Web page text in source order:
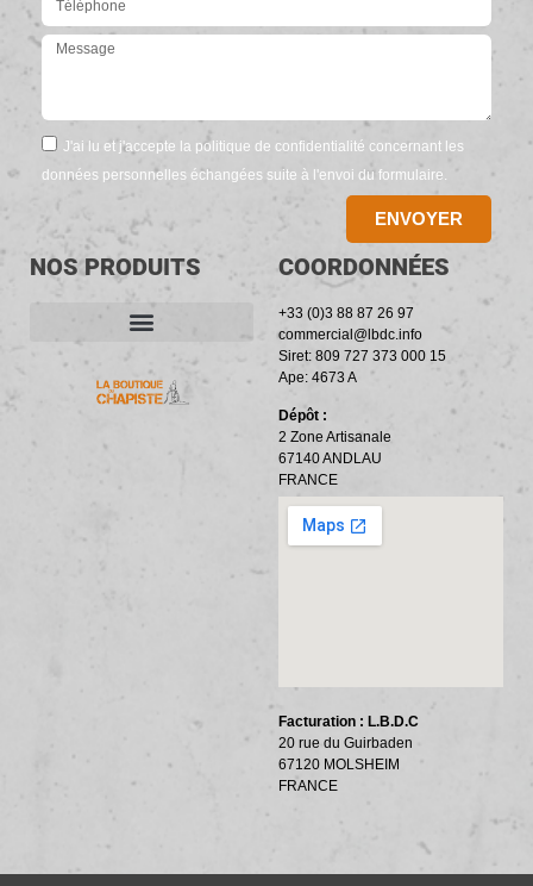
J'ai lu et j'accepte la politique de confidentialité concernant les
données personnelles échangées suite à l'envoi du formulaire.
ENVOYER
NOS PRODUITS COORDONNÉES
+33 (0)3 88 87 26 97
commercial@lbdc.info
Siret: 809 727 373 000 15
Ape: 4673 A
Dépôt :
2 Zone Artisanale
67140 ANDLAU
FRANCE
Facturation : L.B.D.C
20 rue du Guirbaden
67120 MOLSHEIM
FRANCE